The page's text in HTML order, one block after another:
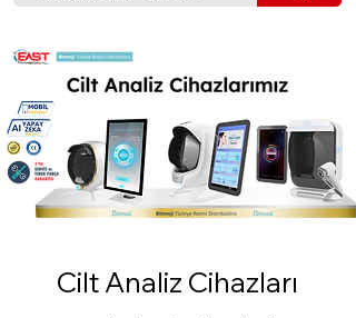
Cilt Analiz Cihazları